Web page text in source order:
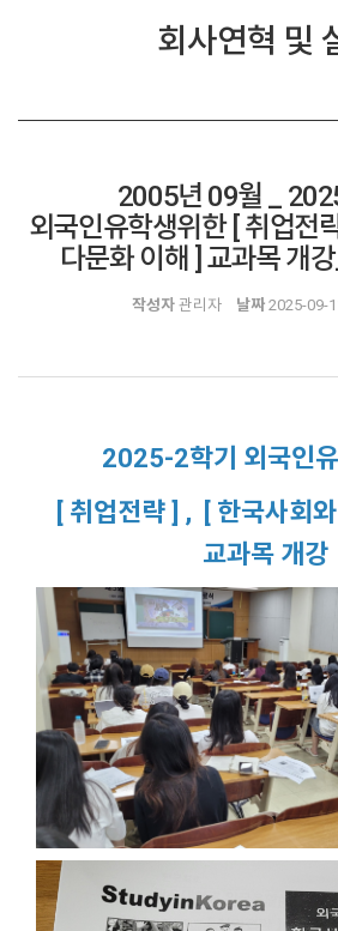
회사연혁 및
2005년 09월 _
외국인유학생위한 [ 취업전
다문화 이해 ] 교과목 개
작성자관리자 날짜2025-09-
2025-2학기 외국인
[ 취업전략 ] , [ 한국사회
교과목 개강